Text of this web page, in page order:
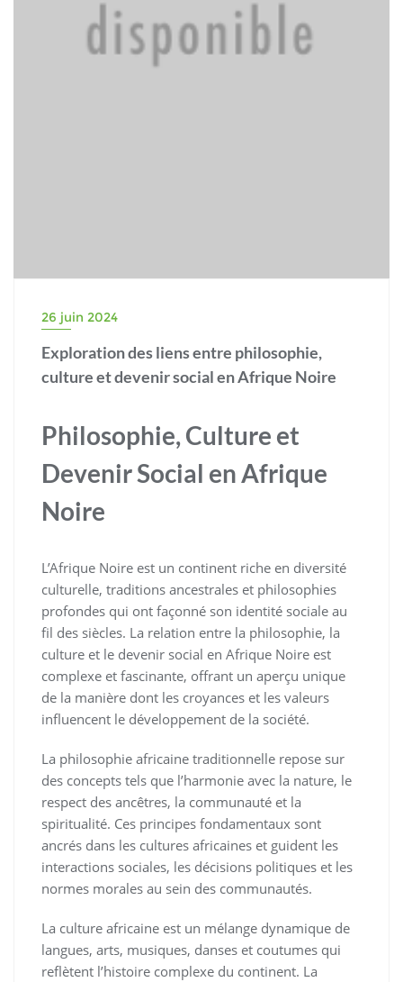
26 juin 2024
Exploration des liens entre philosophie,
culture et devenir social en Afrique Noire
Philosophie, Culture et
Devenir Social en Afrique
Noire
L’Afrique Noire est un continent riche en diversité
culturelle, traditions ancestrales et philosophies
profondes qui ont façonné son identité sociale au
fil des siècles. La relation entre la philosophie, la
culture et le devenir social en Afrique Noire est
complexe et fascinante, offrant un aperçu unique
de la manière dont les croyances et les valeurs
influencent le développement de la société.
La philosophie africaine traditionnelle repose sur
des concepts tels que l’harmonie avec la nature, le
respect des ancêtres, la communauté et la
spiritualité. Ces principes fondamentaux sont
ancrés dans les cultures africaines et guident les
interactions sociales, les décisions politiques et les
normes morales au sein des communautés.
La culture africaine est un mélange dynamique de
langues, arts, musiques, danses et coutumes qui
reflètent l’histoire complexe du continent. La